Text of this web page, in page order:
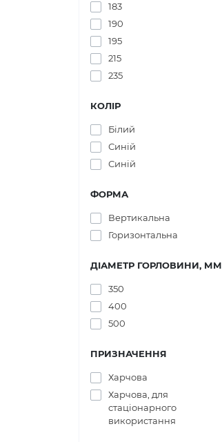
183
190
195
215
235
КОЛІР
Білий
Синій
Синій
ФОРМА
Вертикальна
Горизонтальна
ДІАМЕТР ГОРЛОВИНИ, ММ
350
400
500
ПРИЗНАЧЕННЯ
Харчова
Харчова, для
стаціонарного
використання